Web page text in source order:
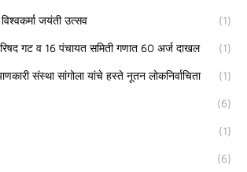
जयंती उत्सव (1)
गट व 16 पंचायत समिती गणात 60 अर्ज दाखल (1)
संस्था सांगोला यांचे हस्ते नूतन लोकनिर्वाचिता (1)
(6)
(1)
(6)